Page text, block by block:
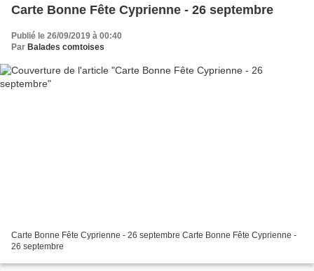
Carte Bonne Fête Cyprienne - 26 septembre
Publié le 26/09/2019 à 00:40
Par Balades comtoises
Carte Bonne Fête Cyprienne - 26 septembre Carte Bonne Fête Cyprienne -
26 septembre